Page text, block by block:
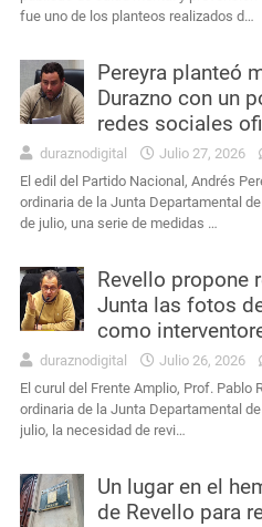
fue uno de los planteos realizados d…
Pereyra planteó
Durazno con un
redes sociales
duraznodigital Julio 27, 2026
El edil del Partido Nacional, Andrés
ordinaria de la Junta Departamental
de julio, una serie de medidas …
Revello propone
Junta las fotos
como
duraznodigital Julio 26, 2026
El curul del Frente Amplio, Prof. Pablo
ordinaria de la Junta Departamental
julio, la necesidad de revi…
Un lugar en el
de Revello para